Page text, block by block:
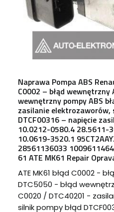
Naprawa Pompa ABS
C0002 – błąd wewnętrzny
wewnętrzny pompy ABS
zasilanie elektrozaworów,
DTCF00316 – napięcie
10.0212-0580.4 28.5611-
10.0619-3520.1
28561136033
61 ATE MK61 Repair
ATE MK61 błąd C0002 -
DTC5050 - błąd
C0020 / DTC40201 -
silnik pompy błąd